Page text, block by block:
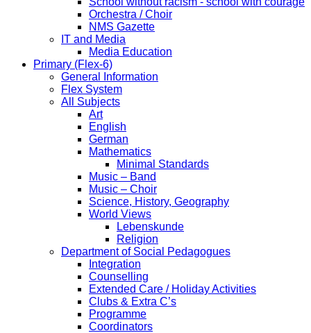
Orchestra / Choir
NMS Gazette
IT and Media
Media Education
Primary (Flex-6)
General Information
Flex System
All Subjects
Art
English
German
Mathematics
Minimal Standards
Music – Band
Music – Choir
Science, History, Geography
World Views
Lebenskunde
Religion
Department of Social Pedagogues
Integration
Counselling
Extended Care / Holiday Activities
Clubs & Extra C’s
Programme
Coordinators